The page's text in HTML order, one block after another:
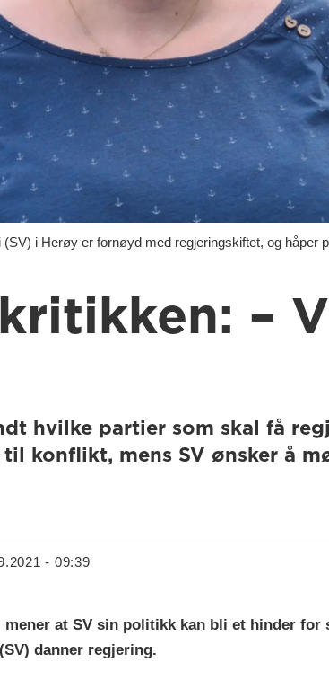
i Herøy er fornøyd med regjeringskiftet, og håper
–
hvilke partier som skal få
konflikt, mens SV ønsker å
- 09:39
at SV sin politikk kan bli et hinder for
danner regjering.